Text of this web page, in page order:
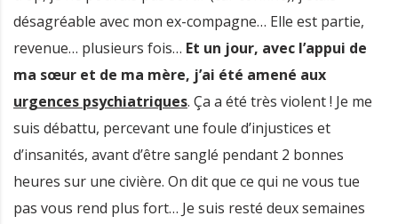
désagréable avec mon ex-compagne… Elle est partie,
revenue… plusieurs fois… Et un jour, avec l’appui de
ma sœur et de ma mère, j’ai été amené aux
urgences psychiatriques. Ça a été très violent ! Je me
suis débattu, percevant une foule d’injustices et
d’insanités, avant d’être sanglé pendant 2 bonnes
heures sur une civière. On dit que ce qui ne vous tue
pas vous rend plus fort… Je suis resté deux semaines